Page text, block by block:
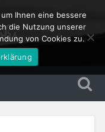
Ihnen eine bessere
die Nutzung unserer
von Cookies zu.